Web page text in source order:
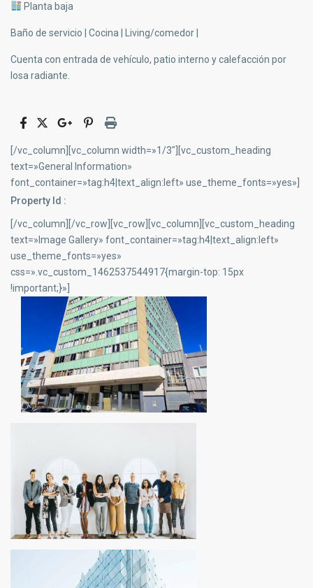
Planta baja
Baño de servicio | Cocina | Living/comedor |
Cuenta con entrada de vehículo, patio interno y calefacción por
losa radiante.
[/vc_column][vc_column width=»1/3″][vc_custom_heading
text=»General Information»
font_container=»tag:h4|text_align:left» use_theme_fonts=»yes»]
Property Id :
[/vc_column][/vc_row][vc_row][vc_column][vc_custom_heading
text=»Image Gallery» font_container=»tag:h4|text_align:left»
use_theme_fonts=»yes»
css=».vc_custom_1462537544917{margin-top: 15px
!important;}»]